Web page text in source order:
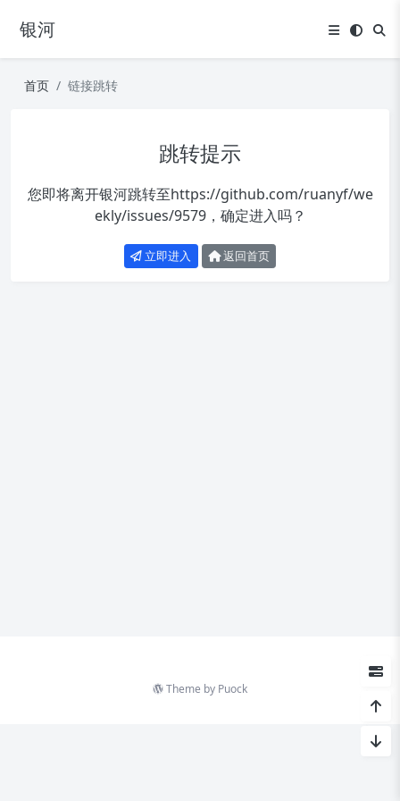
银河
首页 链接跳转
跳转提示
您即将离开银河跳转至https://github.com/ruanyf/we
ekly/issues/9579，确定进入吗？
立即进入 返回首页
Theme by Puock